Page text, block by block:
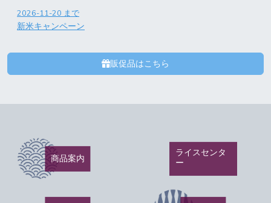
2026-11-20 まで
新米キャンペーン
販促品はこちら
商品案内
ライスセンタ
ー